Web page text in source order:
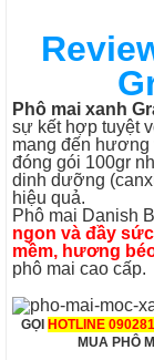
Phô mai xanh
sự kết hợp tuyệt
mang đến
đóng gói 100gr
dinh dưỡng
hiệu quả.
Phô mai Danish
ngon và đầy
mềm, hương
phô mai cao cấp.
GỌI HOTLINE
MUA PHÔ